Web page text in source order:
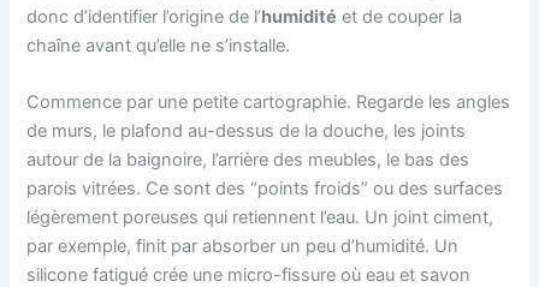
donc d’identifier l’origine de l’humidité et de couper la
chaîne avant qu’elle ne s’installe.
Commence par une petite cartographie. Regarde les angles
de murs, le plafond au-dessus de la douche, les joints
autour de la baignoire, l’arrière des meubles, le bas des
parois vitrées. Ce sont des “points froids” ou des surfaces
légèrement poreuses qui retiennent l’eau. Un joint ciment,
par exemple, finit par absorber un peu d’humidité. Un
silicone fatigué crée une micro-fissure où eau et savon